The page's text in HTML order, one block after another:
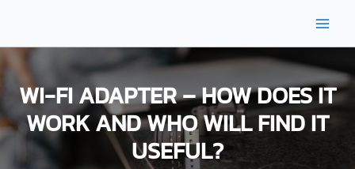
springen
WI-FI ADAPTER – HOW DOES IT
WORK AND WHO WILL FIND IT
USEFUL?